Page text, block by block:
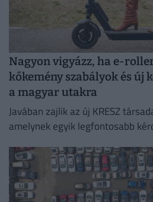
Nagyon vigyázz, ha e-
kőkemény szabályok és új
a magyar utakra
Javában zajlik az új KRESZ
amelynek egyik legfontosabb
sebességhatárokat, a korhatárt
sisakviselést.